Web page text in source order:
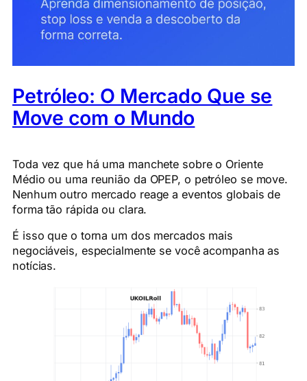
Petróleo: O Mercado Que se
Move com o Mundo
Toda vez que há uma manchete sobre o Oriente
Médio ou uma reunião da OPEP, o petróleo se move.
Nenhum outro mercado reage a eventos globais de
forma tão rápida ou clara.
É isso que o torna um dos mercados mais
negociáveis, especialmente se você acompanha as
notícias.